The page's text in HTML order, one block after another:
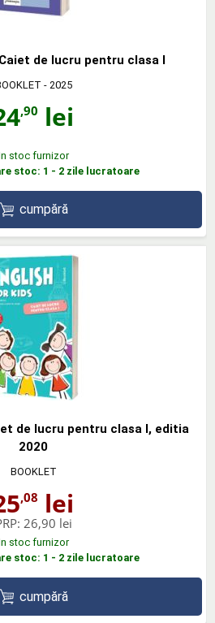
de lucru pentru clasa I
- 2025
,90 lei
stoc furnizor
stoc: 1 - 2 zile lucratoare
cumpără
de lucru pentru clasa I, editia
2020
BOOKLET
,08 lei
26,90 lei
stoc furnizor
stoc: 1 - 2 zile lucratoare
cumpără